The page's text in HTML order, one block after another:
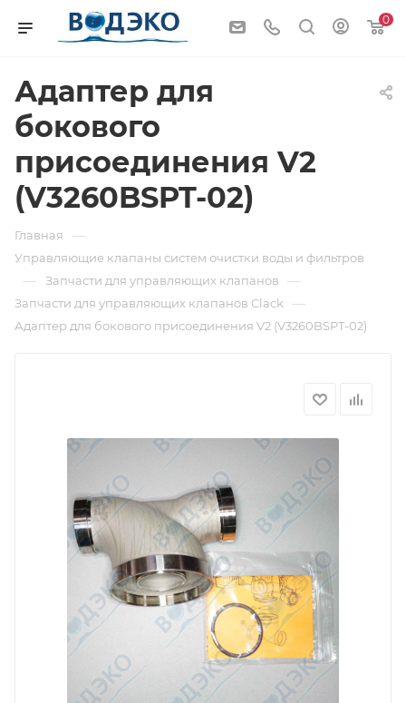
0
Адаптер для
бокового
присоединения V2
(V3260BSPT-02)
Главная —
Управляющие клапаны систем очистки воды и фильтров
— Запчасти для управляющих клапанов —
Запчасти для управляющих клапанов Clack —
Адаптер для бокового присоединения V2 (V3260BSPT-02)